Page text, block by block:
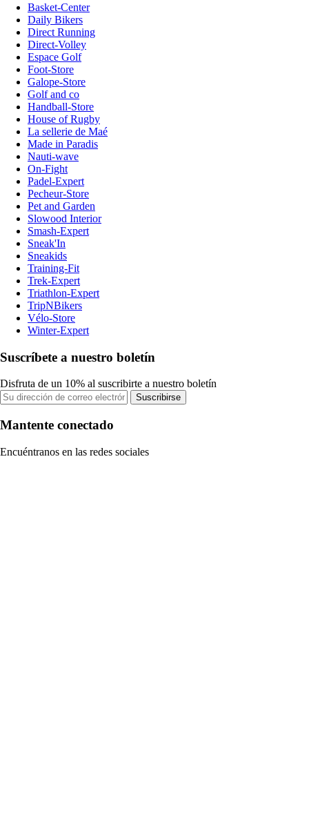
Basket-Center
Daily Bikers
Direct Running
Direct-Volley
Espace Golf
Foot-Store
Galope-Store
Golf and co
Handball-Store
House of Rugby
La sellerie de Maé
Made in Paradis
Nauti-wave
On-Fight
Padel-Expert
Pecheur-Store
Pet and Garden
Slowood Interior
Smash-Expert
Sneak'In
Sneakids
Training-Fit
Trek-Expert
Triathlon-Expert
TripNBikers
Vélo-Store
Winter-Expert
Suscríbete a nuestro boletín
Disfruta de un 10% al suscribirte a nuestro boletín
Suscribirse
Mantente conectado
Encuéntranos en las redes sociales